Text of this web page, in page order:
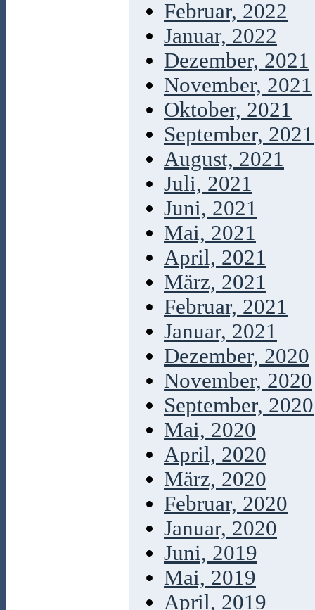
Februar, 2022
Januar, 2022
Dezember, 2021
November, 2021
Oktober, 2021
September, 2021
August, 2021
Juli, 2021
Juni, 2021
Mai, 2021
April, 2021
März, 2021
Februar, 2021
Januar, 2021
Dezember, 2020
November, 2020
September, 2020
Mai, 2020
April, 2020
März, 2020
Februar, 2020
Januar, 2020
Juni, 2019
Mai, 2019
April, 2019